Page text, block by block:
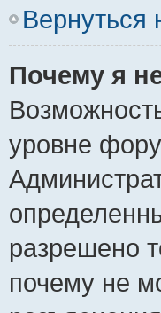
Вернуться
Почему я
уровне
разрешено
почему не